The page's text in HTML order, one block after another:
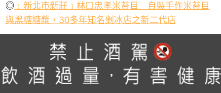
◎ ﹝新北市新莊﹞林口忠孝米苔目 自製手作米苔目
與黑糖糖漿， 30多年知名剉冰店之新二代店
﹝新北市新莊﹞鐵鍋叔叔 攤車外觀特別，脆皮蛋
餅與滿福堡比擬餐廳口感，真可打掛許多早午餐與速
食連鎖店~